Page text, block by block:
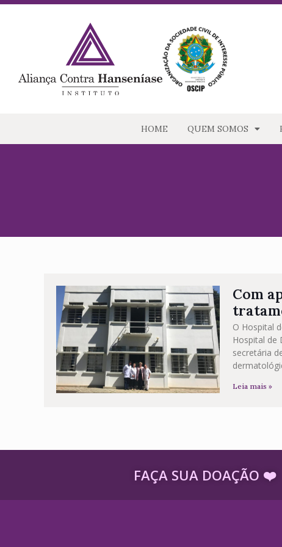
HOME QUEM SOMOS
Com
O Hospital
Hospital de
secretária
Leia mais »
FAÇA SUA DOAÇÃO ​❤️